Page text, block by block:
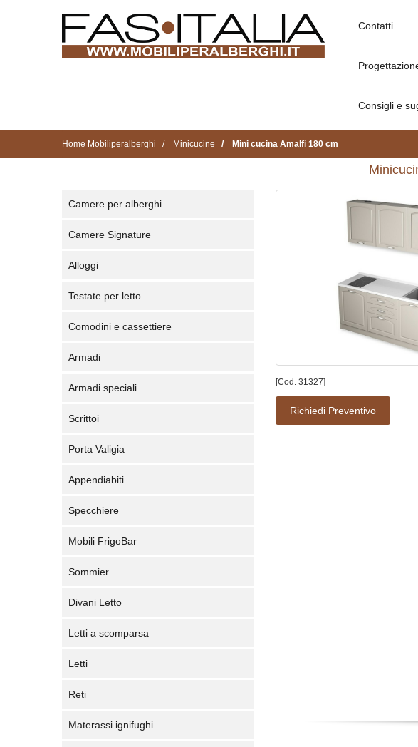
Contatti
Consigli e
Home Mobiliperalberghi Minicucine Mini cucina Amalfi 180 cm
Camere per alberghi
Camere Signature
Alloggi
Testate per letto
Comodini e cassettiere
Armadi
Armadi speciali
Scrittoi
Porta Valigia
Appendiabiti
Specchiere
Mobili FrigoBar
Sommier
Divani Letto
Letti a scomparsa
Letti
Reti
Materassi ignifughi
[Cod. 31327]
Richiedi Preventivo